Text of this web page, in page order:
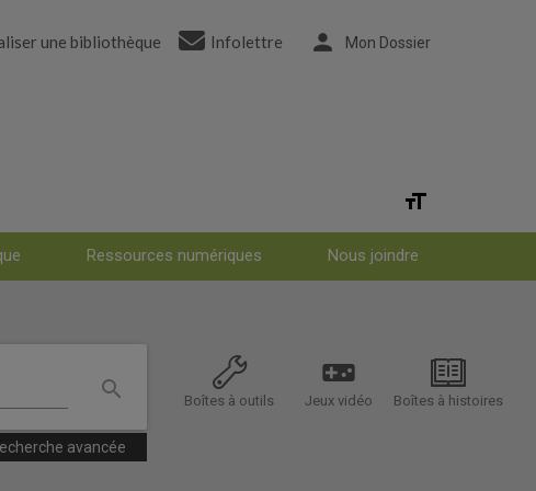
person Mon Dossier
Infolettre
une bibliothèque
format_sizeOPTIONS
Ressources numériques Nous joindre
searchLancer
la
recherche
avancée
Boîtes à outils
videogame_asset
Jeux vidéo Boîtes à histoires